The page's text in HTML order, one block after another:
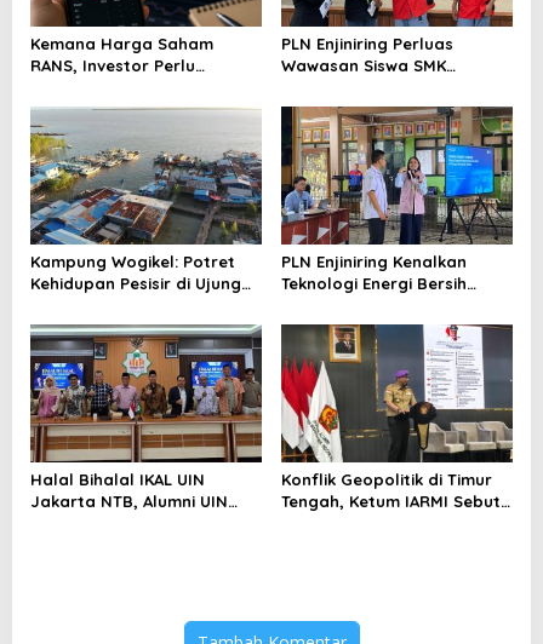
Kemana Harga Saham
RANS, Investor Perlu
Menghindari Spekulasi
Berlebihan
PLN Enjiniring Perluas
Wawasan Siswa SMK
Perubahan Iklim
Kampung Wogikel: Potret
Kehidupan Pesisir di Ujung
Bertahan di Tengah
Keterbatasan
PLN Enjiniring Kenalkan
Teknologi Energi Bersih
Halal Bihalal IKAL UIN
Jakarta NTB, Alumni UIN
Konflik Geopolitik di Timur
Tengah, Ketum IARMI Sebut